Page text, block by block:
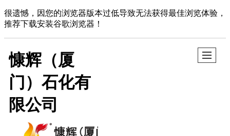
很遗憾，因您的浏览器版本过低导致无法获得最佳浏览体验，
推荐下载安装谷歌浏览器！
慷辉（厦
门）石化有
限公司